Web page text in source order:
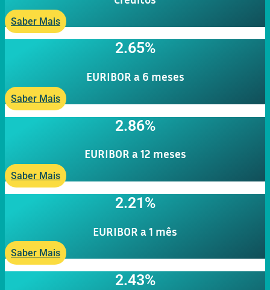
Saber Mais
2.65%
EURIBOR a 6 meses
Saber Mais
2.86%
EURIBOR a 12 meses
Saber Mais
2.21%
EURIBOR a 1 mês
Saber Mais
2.43%